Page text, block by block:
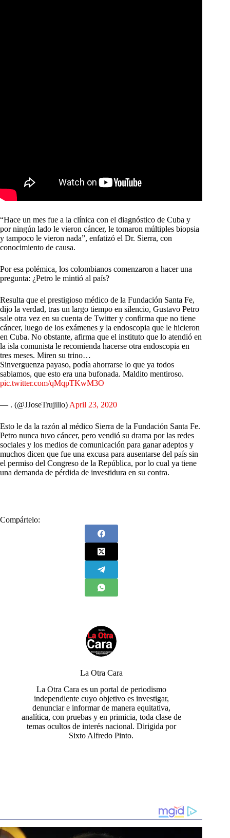
“Hace un mes fue a la clínica con el diagnóstico de Cuba y
por ningún lado le vieron cáncer, le tomaron múltiples biopsia
y tampoco le vieron nada”, enfatizó el Dr. Sierra, con
conocimiento de causa.
Por esa polémica, los colombianos comenzaron a hacer una
pregunta: ¿Petro le mintió al país?
Resulta que el prestigioso médico de la Fundación Santa Fe,
dijo la verdad, tras un largo tiempo en silencio, Gustavo Petro
sale otra vez en su cuenta de Twitter y confirma que no tiene
cáncer, luego de los exámenes y la endoscopia que le hicieron
en Cuba. No obstante, afirma que el instituto que lo atendió en
la isla comunista le recomienda hacerse otra endoscopia en
tres meses. Miren su trino…
Sinverguenza payaso, podía ahorrarse lo que ya todos
sabiamos, que esto era una bufonada. Maldito mentiroso.
pic.twitter.com/qMqpTKwM3O
— . (@JJoseTrujillo) April 23, 2020
Esto le da la razón al médico Sierra de la Fundación Santa Fe.
Petro nunca tuvo cáncer, pero vendió su drama por las redes
sociales y los medios de comunicación para ganar adeptos y
muchos dicen que fue una excusa para ausentarse del país sin
el permiso del Congreso de la República, por lo cual ya tiene
una demanda de pérdida de investidura en su contra.
Compártelo:
La Otra Cara
La Otra Cara es un portal de periodismo
independiente cuyo objetivo es investigar,
denunciar e informar de manera equitativa,
analítica, con pruebas y en primicia, toda clase de
temas ocultos de interés nacional. Dirigida por
Sixto Alfredo Pinto.